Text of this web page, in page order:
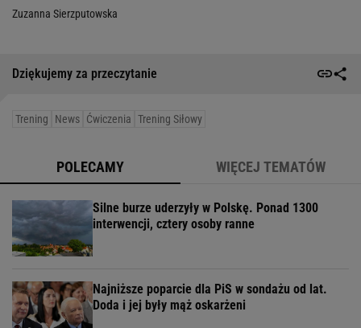
Zuzanna Sierzputowska
Dziękujemy za przeczytanie
Trening News Ćwiczenia Trening Siłowy
POLECAMY WIĘCEJ TEMATÓW
Silne burze uderzyły w Polskę. Ponad 1300
interwencji, cztery osoby ranne
Najniższe poparcie dla PiS w sondażu od lat.
Doda i jej były mąż oskarżeni